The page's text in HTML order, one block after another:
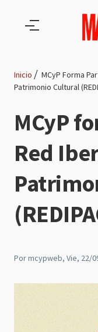
de
navegación
Inicio
MCyP Forma
Patrimonio Cultural
MCyP
Red
Pormcypweb, Vie, 22/